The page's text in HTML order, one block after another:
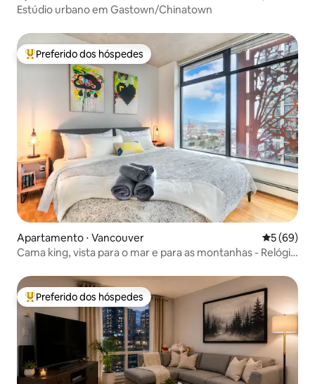
Estúdio urbano em Gastown/Chinatown
Entre os melhores preferidos dos hóspedes
Preferido dos hóspedes
Apartamento ⋅ Vancouver 5 de uma
5 (69)
Cama king, vista para o mar e para as montanhas - Relógio
Entre os melhores preferidos dos hóspedes
Preferido dos hóspedes